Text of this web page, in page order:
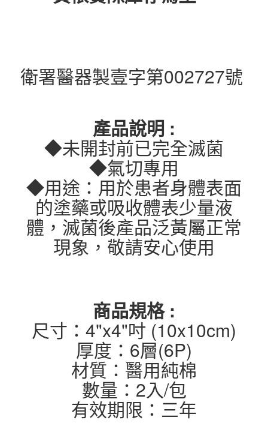
衛署醫器製壹字第002727號
產品說明 :
◆未開封前已完全滅菌
◆氣切專用
◆用途：用於患者身體表面
的塗藥或吸收體表少量液
體，滅菌後產品泛黃屬正常
現象，敬請安心使用
商品規格 :
尺寸：4"x4"吋 (10x10cm)
厚度：6層(6P)
材質：醫用純棉
數量：2入/包
有效期限：三年